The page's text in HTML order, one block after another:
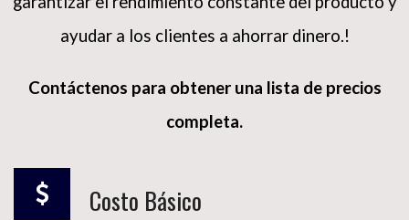
ayudar a los clientes a ahorrar dinero.!
Contáctenos para obtener una lista de precios
completa.
Costo Básico